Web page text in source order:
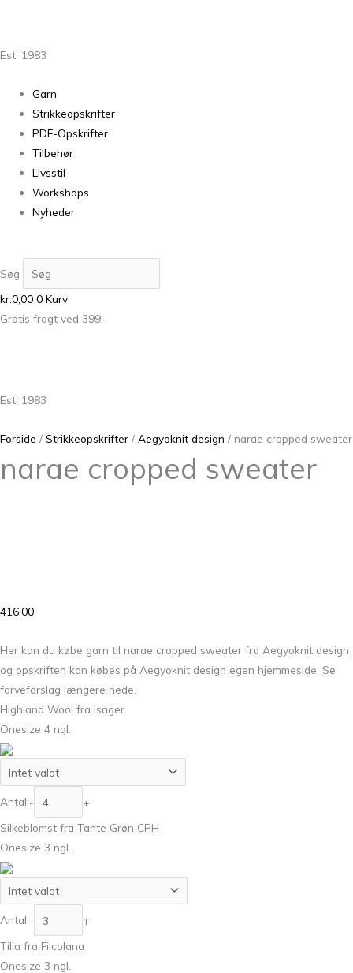
Est. 1983
Garn
Strikkeopskrifter
PDF-Opskrifter
Tilbehør
Livsstil
Workshops
Nyheder
Søg
kr.0,00 0 Kurv
Gratis fragt ved 399,-
Est. 1983
Forside / Strikkeopskrifter / Aegyoknit design / narae cropped sweater
narae cropped sweater
416,00
Her kan du købe garn til narae cropped sweater fra Aegyoknit design
og opskriften kan købes på Aegyoknit design egen hjemmeside. Se
farveforslag længere nede.
Highland Wool fra Isager
Onesize 4 ngl.
Antal:-
+
Silkeblomst fra Tante Grøn CPH
Onesize 3 ngl.
Antal:-
+
Tilia fra Filcolana
Onesize 3 ngl.